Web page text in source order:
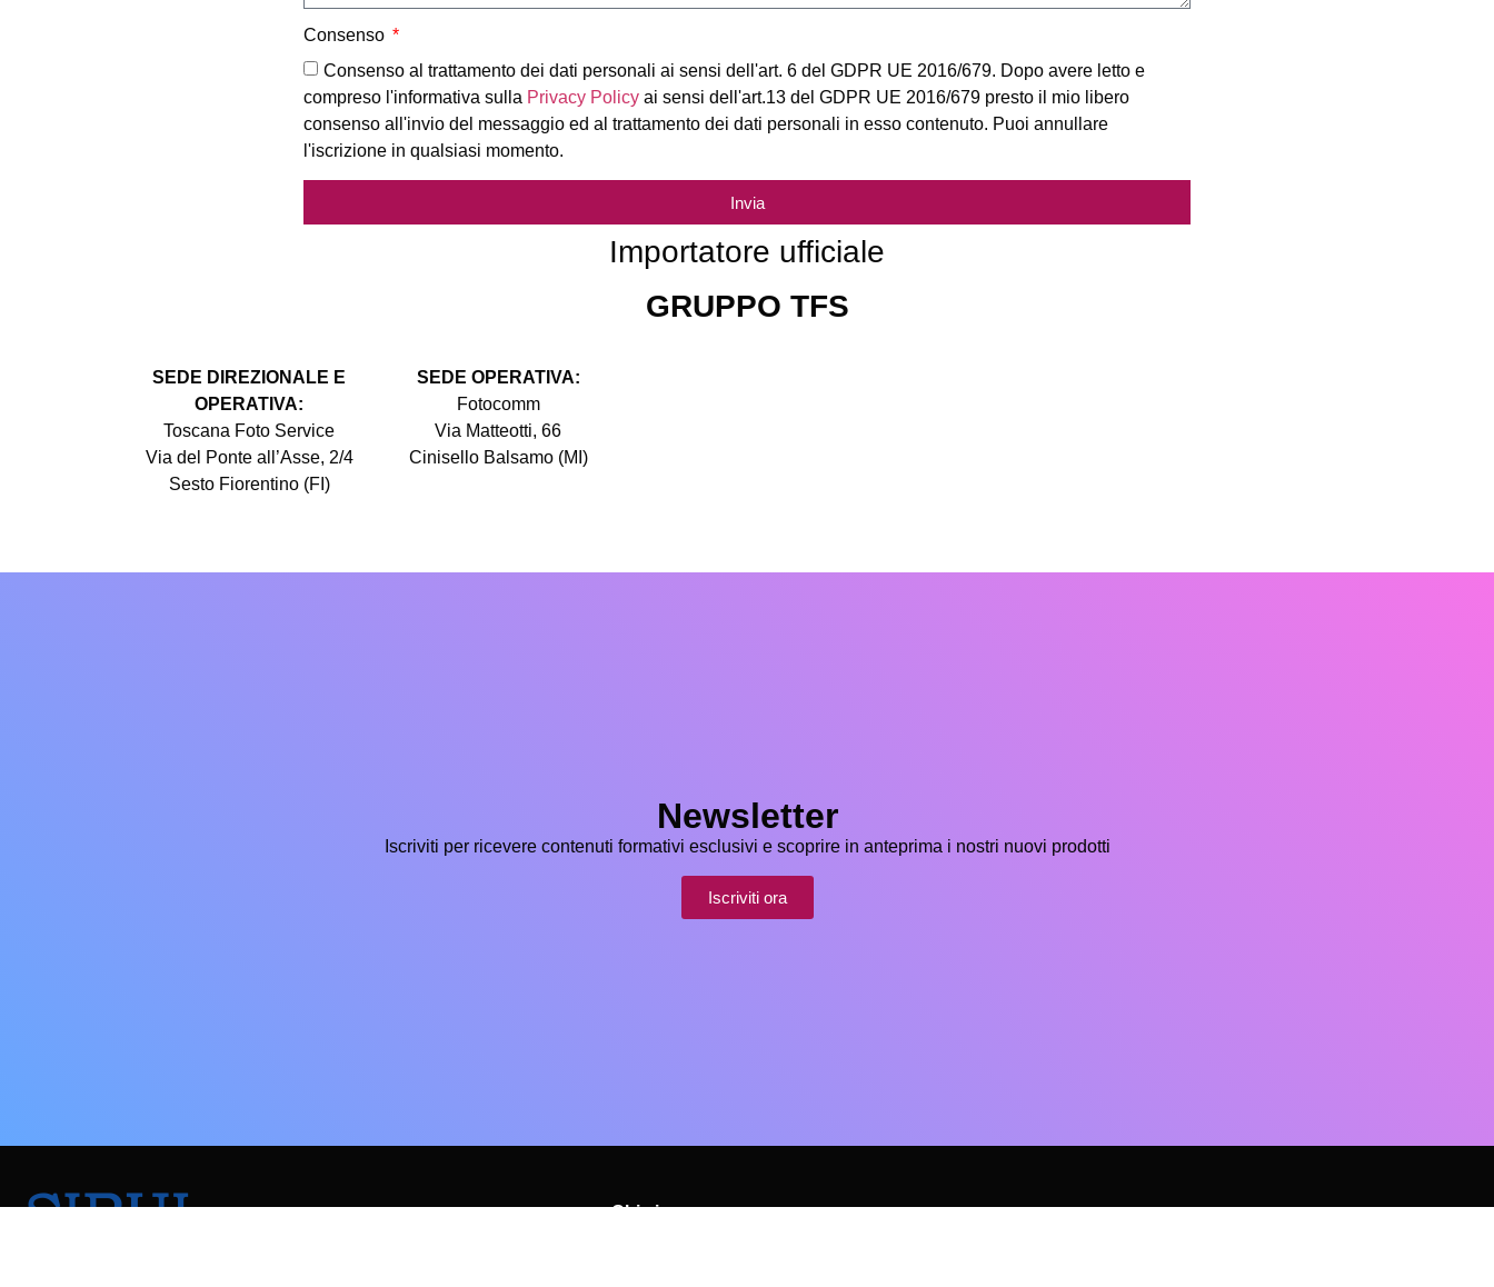
Consenso
Consenso al trattamento dei dati personali ai sensi dell'art. 6 del GDPR UE 2016/679. Dopo avere letto e
compreso l'informativa sulla Privacy Policy ai sensi dell'art.13 del GDPR UE 2016/679 presto il mio libero
consenso all'invio del messaggio ed al trattamento dei dati personali in esso contenuto. Puoi annullare
l'iscrizione in qualsiasi momento.
Invia
Importatore ufficiale
GRUPPO TFS
SEDE DIREZIONALE E
OPERATIVA:
Toscana Foto Service
Via del Ponte all’Asse, 2/4
Sesto Fiorentino (FI)
SEDE OPERATIVA:
Fotocomm
Via Matteotti, 66
Cinisello Balsamo (MI)
Newsletter
Iscriviti per ricevere contenuti formativi esclusivi e scoprire in anteprima i nostri nuovi prodotti
Iscriviti ora
Chi siamo